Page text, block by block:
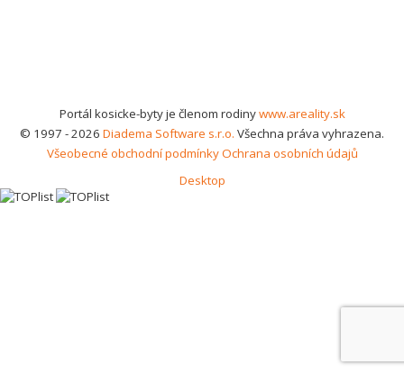
Portál kosicke-byty je členom rodinywww.areality.sk
© 1997 - 2026 Diadema Software s.r.o. Všechna práva vyhrazena.
Všeobecné obchodní podmínkyOchrana osobních údajů
Desktop